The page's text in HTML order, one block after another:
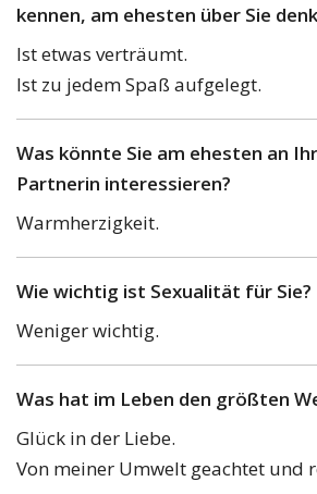
kennen, am ehesten über Sie
Ist etwas verträumt.
Ist zu jedem Spaß aufgelegt.
Was könnte Sie am ehesten an
Partnerin interessieren?
Warmherzigkeit.
Wie wichtig ist Sexualität für Sie?
Weniger wichtig.
Was hat im Leben den größten
Glück in der Liebe.
Von meiner Umwelt geachtet und